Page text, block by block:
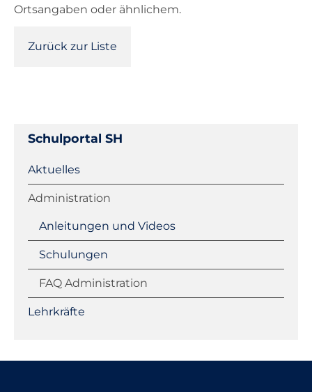
Ortsangaben oder ähnlichem.
Zurück zur Liste
Schulportal SH
Navigation
Aktuelles
Administration
Anleitungen und Videos
Schulungen
FAQ Administration
Lehrkräfte